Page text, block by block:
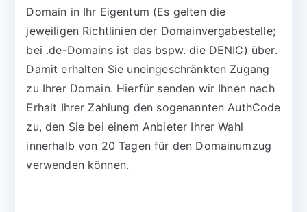
Domain in Ihr Eigentum (Es gelten die
jeweiligen Richtlinien der Domainvergabestelle;
bei .de-Domains ist das bspw. die DENIC) über.
Damit erhalten Sie uneingeschränkten Zugang
zu Ihrer Domain. Hierfür senden wir Ihnen nach
Erhalt Ihrer Zahlung den sogenannten AuthCode
zu, den Sie bei einem Anbieter Ihrer Wahl
innerhalb von 20 Tagen für den Domainumzug
verwenden können.